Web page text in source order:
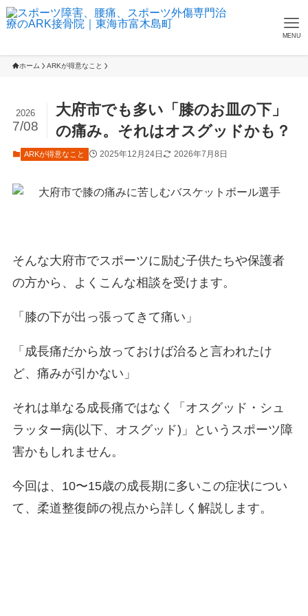
MENU
ホーム ARKが得意なこと
大府市でも多い「膝のお皿の下」
の痛み。それはオスグッドかも？
2026
7/08
ARKが得意なこと 2025年12月24日 2026年7月8日
そんな大府市でスポーツに励む子供たちや保護者
の方から、よくこんな相談を受けます。
「膝の下が出っ張ってきて痛い」
「成長痛だから放っておけば治ると言われたけ
ど、痛みが引かない」
それは単なる成長痛ではなく「オスグッド・シュ
ラッター病(以下、オスグッド)」というスポーツ障
害かもしれません。
今回は、10〜15歳の成長期に多いこの症状につい
て、柔道整復師の視点から詳しく解説します。